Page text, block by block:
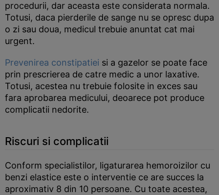
procedurii, dar aceasta este considerata normala.
Totusi, daca pierderile de sange nu se opresc dupa
o zi sau doua, medicul trebuie anuntat cat mai
urgent.
Prevenirea constipatiei si a gazelor se poate face
prin prescrierea de catre medic a unor laxative.
Totusi, acestea nu trebuie folosite in exces sau
fara aprobarea medicului, deoarece pot produce
complicatii nedorite.
Riscuri si complicatii
Conform specialistilor, ligaturarea hemoroizilor cu
benzi elastice este o interventie ce are succes la
aproximativ 8 din 10 persoane. Cu toate acestea,